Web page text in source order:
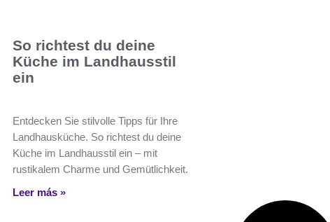
So richtest du deine
Küche im Landhausstil
ein
Entdecken Sie stilvolle Tipps für Ihre
Landhausküche. So richtest du deine
Küche im Landhausstil ein – mit
rustikalem Charme und Gemütlichkeit.
Leer más »